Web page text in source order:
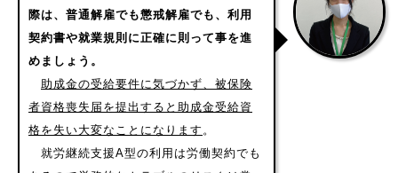
際は、普通解雇でも懲戒解雇でも、利用
契約書や就業規則に正確に則って事を進
めましょう。
助成金の受給要件に気づかず、被保険
者資格喪失届を提出すると助成金受給資
格を失い大変なことになります 。
就労継続支援A型の利用は労働契約でも